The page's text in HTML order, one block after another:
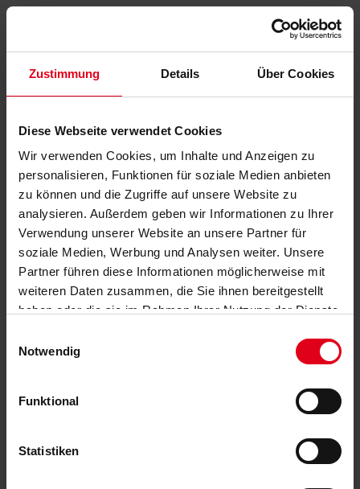
Zustimmung Details Über Cookies
Diese Webseite verwendet Cookies
Wir verwenden Cookies, um Inhalte und Anzeigen zu
personalisieren, Funktionen für soziale Medien anbieten
zu können und die Zugriffe auf unsere Website zu
analysieren. Außerdem geben wir Informationen zu Ihrer
Verwendung unserer Website an unsere Partner für
soziale Medien, Werbung und Analysen weiter. Unsere
Partner führen diese Informationen möglicherweise mit
weiteren Daten zusammen, die Sie ihnen bereitgestellt
haben oder die sie im Rahmen Ihrer Nutzung der Dienste
Notwendig
Funktional
Statistiken